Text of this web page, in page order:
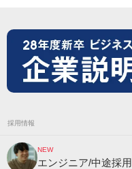
採用情報
NEW
エンジニア/中途採用